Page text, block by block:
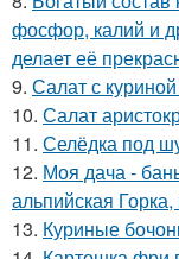
фосфор, калий и
делает её
9. Салат с
10. Салат
11. Селёдка под
12. Моя дача -
альпийская Горка,
13. Куриные